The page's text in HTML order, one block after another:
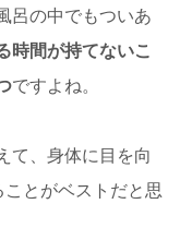
呂の中でもついあ
時間が持てないこ
ですよね。
て、身体に目を向
とがベストだと思